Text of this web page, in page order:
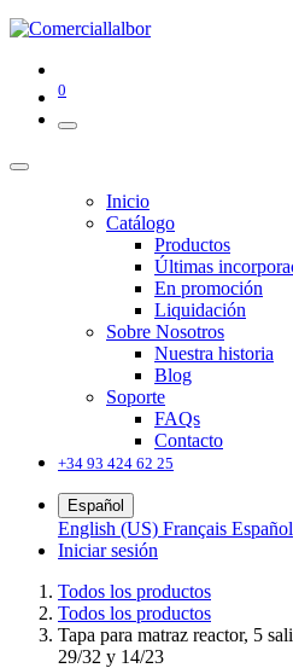
0
Inicio
Catálogo
Productos
Últimas
En promoción
Liquidación
Sobre Nosotros
Nuestra historia
Blog
Soporte
FAQs
Contacto
+34 93 424 62 25
Español
English (US) Français Español
Iniciar sesión
Todos los productos
Todos los productos
Tapa para matraz reactor, 5
29/32 y 14/23